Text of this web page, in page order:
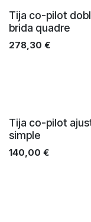
Tija co-pilot
brida quadre
278,30 €
Tija co-pilot
simple
140,00 €